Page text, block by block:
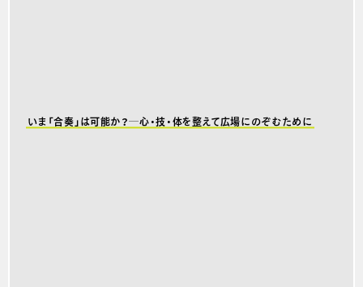
いま「合奏」は可能か？─心・技・体を整えて広場にのぞむために